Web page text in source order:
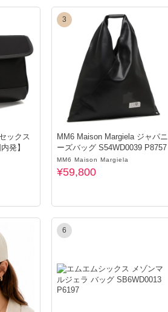
買い物ガイド」リンクをご確認ください。
ックス
発】
3
MM6 Maison Margiela ジャパニ
ーズバッグ S54WD0039 P8757
MM6 Maison Margiela
¥59,800
6